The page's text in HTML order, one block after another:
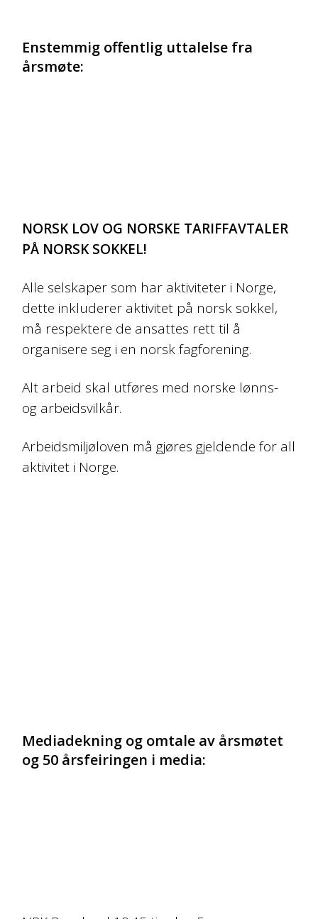
Enstemmig offentlig uttalelse fra
årsmøte:
NORSK LOV OG NORSKE TARIFFAVTALER
PÅ NORSK SOKKEL!
Alle selskaper som har aktiviteter i Norge,
dette inkluderer aktivitet på norsk sokkel,
må respektere de ansattes rett til å
organisere seg i en norsk fagforening.
Alt arbeid skal utføres med norske lønns-
og arbeidsvilkår.
Arbeidsmiljøloven må gjøres gjeldende for all
aktivitet i Norge.
Mediadekning og omtale av årsmøtet
og 50 årsfeiringen i media: